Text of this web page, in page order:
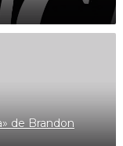
de Brandon